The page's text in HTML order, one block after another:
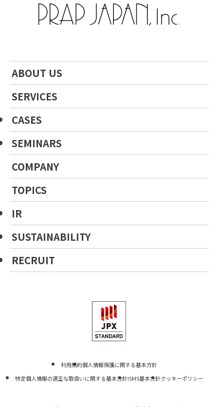
ABOUT US
SERVICES
CASES
SEMINARS
COMPANY
TOPICS
IR
SUSTAINABILITY
RECRUIT
利用規約個人情報保護に関する基本方針
特定個人情報の適正な取扱いに関する基本方針ISMS基本方針クッキーポリシー